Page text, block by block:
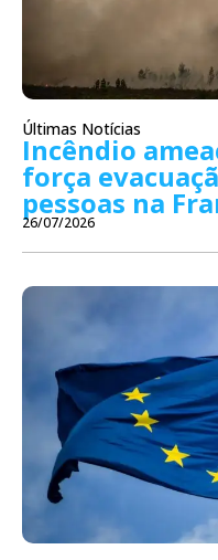
Últimas Notícias
Incêndio
força
pessoas na
26/07/2026